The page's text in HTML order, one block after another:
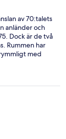
av 70:talets
anländer och
Dock är de två
Rummen har
med
För hit
Då wifi
par dagar och
med
dig en
äta på hotellet
kan du
ta dig till